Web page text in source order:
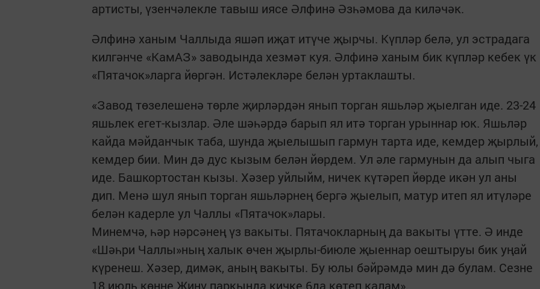
артисты, үзенчәлекле тавыш иясе Әлфинә Әзһәмова да киләчәк.
Әлфинә ханым Чаллыда яшәп иҗат итүче җырчы. Күпләр белә, ул эстрадага
килгәнче «КамАЗ» заводында хезмәт куя. Әлфинә ханым бик күпләр кебек үк
«Пятачок»ларга йөргән. Истәлекләре белән уртаклашты.
«Завод төзелешенә төрле җирләрдән янып торган яшьләр җыелган иде. 23-24
яшьлек егет-кызлар. Әле шәһәрдә барып ял итә торган урыннар юк. Яшьләр
кайда мәйданчык таба, шунда җыелышып гармун тарта иде, кемдер җырлый,
кемдер бии. Мин дә дус кызым белән йөрдем. Ул әле гармунын да алып чыга
иде. Башкортостан кызы. Хәзер уйлыйм, ничек күтәреп йөрде икән ул аны
дип. Менә шул янып торган яшьләрнең бергә җыелып, матур итеп ял итүләре
белән кадерле ул Чаллы «Пятачок»лары.
Минемчә, һәр нәрсәнең үз вакыты. Пятачокларның да вакыты үтте. Ә инде
«Шәһри Чаллы»ның халык өчен җырлы-биюле җыеннар оештыруы бик уңай
күренеш. Хәзер, димәк, аның вакыты. Бу юлы бәйрәмдә мин дә булам. Сезне
18 июль көнне Җиңү паркында кичке 6да көтеп калам».